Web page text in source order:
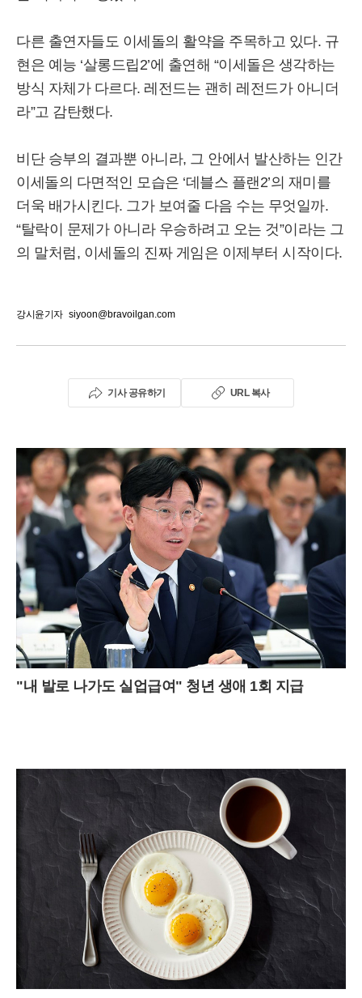
다른 출연자들도 이세돌의 활약을 주목하고 있다. 규
현은 예능 ‘살롱드립2’에 출연해 “이세돌은 생각하는
방식 자체가 다르다. 레전드는 괜히 레전드가 아니더
라”고 감탄했다.
비단 승부의 결과뿐 아니라, 그 안에서 발산하는 인간
이세돌의 다면적인 모습은 ‘데블스 플랜2’의 재미를
더욱 배가시킨다. 그가 보여줄 다음 수는 무엇일까.
“탈락이 문제가 아니라 우승하려고 오는 것”이라는 그
의 말처럼, 이세돌의 진짜 게임은 이제부터 시작이다.
강시윤기자 siyoon@bravoilgan.com
기사 공유하기 URL 복사
"내 발로 나가도 실업급여" 청년 생애 1회 지급